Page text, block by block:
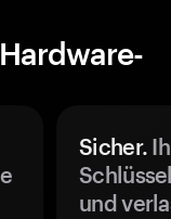
Sicher.
und